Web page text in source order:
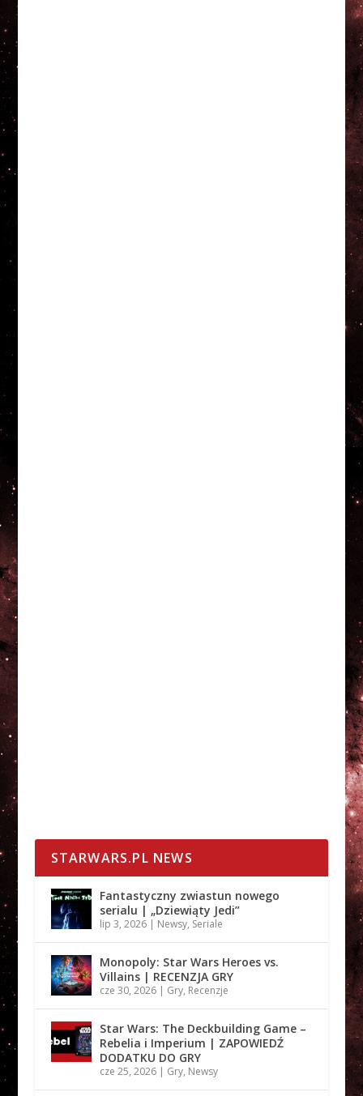
STARWARS.PL NEWS
Fantastyczny zwiastun nowego
serialu | „Dziewiąty Jedi”
lip 3, 2026| Newsy, Seriale
Monopoly: Star Wars Heroes vs.
Villains | RECENZJA GRY
cze 30, 2026| Gry, Recenzje
Star Wars: The Deckbuilding Game –
Rebelia i Imperium | ZAPOWIEDŹ
DODATKU DO GRY
cze 25, 2026| Gry, Newsy